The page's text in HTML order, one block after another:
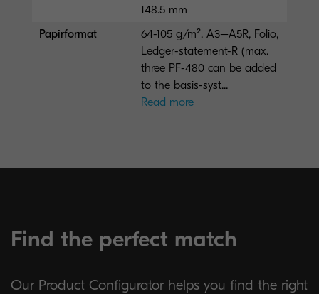
148.5 mm
Papirformat
64-105 g/m², A3–A5R, Folio,
Ledger-statement-R (max.
three PF-480 can be added
to the basis-syst...
Read more
Find the perfect match
Our Product Configurator helps you find the right